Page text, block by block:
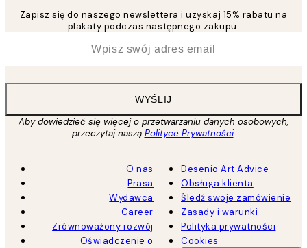
Zapisz się do naszego newslettera i uzyskaj 15% rabatu na
plakaty podczas następnego zakupu.
WYŚLIJ
Aby dowiedzieć się więcej o przetwarzaniu danych osobowych,
przeczytaj naszą Polityce Prywatności.
O nas
Prasa
Wydawca
Career
Zrównoważony rozwój
Oświadczenie o
Desenio Art Advice
Obsługa klienta
Śledź swoje zamówienie
Zasady i warunki
Polityka prywatności
Cookies